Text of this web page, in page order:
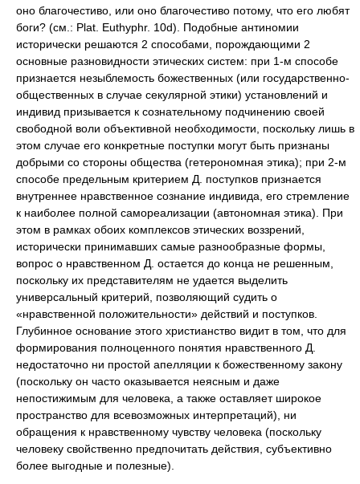
оно благочестиво, или оно благочестиво потому, что его любят
боги? (см.: Plat. Euthyphr. 10d). Подобные антиномии
исторически решаются 2 способами, порождающими 2
основные разновидности этических систем: при 1-м способе
признается незыблемость божественных (или государственно-
общественных в случае секулярной этики) установлений и
индивид призывается к сознательному подчинению своей
свободной воли объективной необходимости, поскольку лишь в
этом случае его конкретные поступки могут быть признаны
добрыми со стороны общества (гетерономная этика); при 2-м
способе предельным критерием Д. поступков признается
внутреннее нравственное сознание индивида, его стремление
к наиболее полной самореализации (автономная этика). При
этом в рамках обоих комплексов этических воззрений,
исторически принимавших самые разнообразные формы,
вопрос о нравственном Д. остается до конца не решенным,
поскольку их представителям не удается выделить
универсальный критерий, позволяющий судить о
«нравственной положительности» действий и поступков.
Глубинное основание этого христианство видит в том, что для
формирования полноценного понятия нравственного Д.
недостаточно ни простой апелляции к божественному закону
(поскольку он часто оказывается неясным и даже
непостижимым для человека, а также оставляет широкое
пространство для всевозможных интерпретаций), ни
обращения к нравственному чувству человека (поскольку
человеку свойственно предпочитать действия, субъективно
более выгодные и полезные).